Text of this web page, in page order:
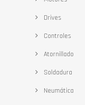
Drives
Controles
Atornillado
Soldadura
Neumática